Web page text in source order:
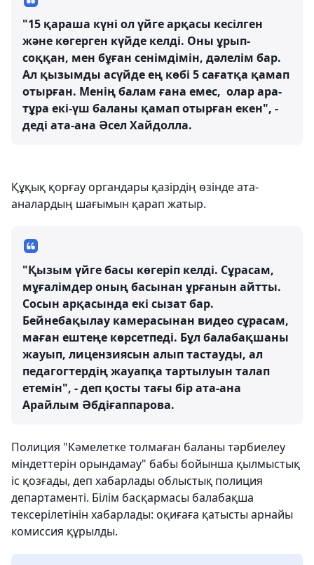
"15 қараша күні ол үйге арқасы кесілген
және көгерген күйде келді. Оны ұрып-
соққан, мен бұған сенімдімін, дәлелім бар.
Ал қызымды асүйде ең көбі 5 сағатқа қамап
отырған. Менің балам ғана емес, олар ара-
тұра екі-үш баланы қамап отырған екен", -
деді ата-ана Әсел Хайдолла.
Құқық қорғау органдары қазірдің өзінде ата-
аналардың шағымын қарап жатыр.
"Қызым үйге басы көгеріп келді. Сұрасам,
мұғалімдер оның басынан ұрғанын айтты.
Сосын арқасында екі сызат бар.
Бейнебақылау камерасынан видео сұрасам,
маған ештеңе көрсетпеді. Бұл балабақшаны
жауып, лицензиясын алып тастауды, ал
педагогтердің жауапқа тартылуын талап
етемін", - деп қосты тағы бір ата-ана
Арайлым Әбдіғаппарова.
Полиция "Кәмелетке толмаған баланы тәрбиелеу
міндеттерін орындамау" бабы бойынша қылмыстық
іс қозғады, деп хабарлады облыстық полиция
департаменті. Білім басқармасы балабақша
тексерілетінін хабарлады: оқиғаға қатысты арнайы
комиссия құрылды.